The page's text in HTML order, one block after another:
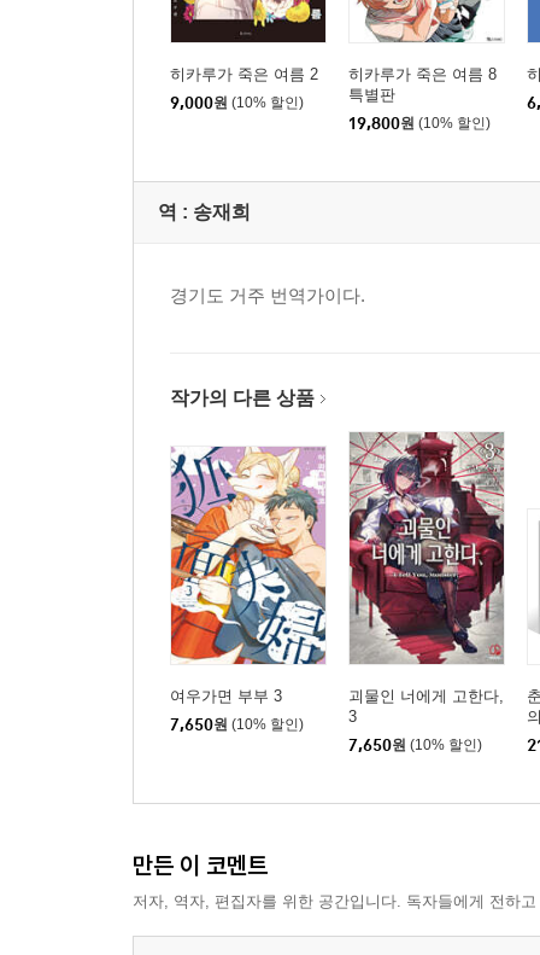
히카루가 죽은 여름 2
9,000원 (10% 할인)
히카루가 죽은 여름 8
특별판
19,800원 (10% 할인)
역 : 송재희
경기도 거주 번역가이다.
작가의 다른 상품
여우가면 부부 3
7,650원 (10% 할인)
괴물인 너에게 고한다,
3
7,650원 (10% 할인)
만든 이 코멘트
저자, 역자, 편집자를 위한 공간입니다. 독자들에게 전하